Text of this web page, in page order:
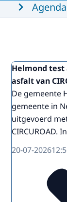
Agenda
Helmond test
asfalt van
De gemeente
gemeente in
uitgevoerd
CIRCUROAD.
20-07-2026